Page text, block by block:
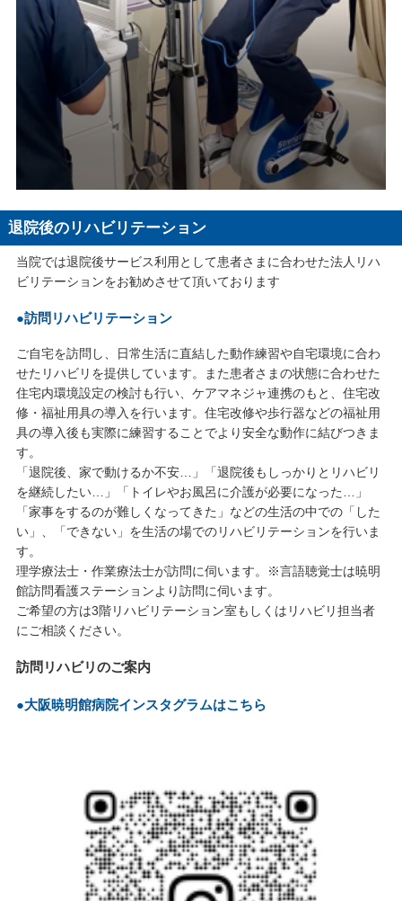
退院後のリハビリテーション
当院では退院後サービス利用として患者さまに合わせた法人リハ
ビリテーションをお勧めさせて頂いております
●訪問リハビリテーション
ご自宅を訪問し、日常生活に直結した動作練習や自宅環境に合わ
せたリハビリを提供しています。また患者さまの状態に合わせた
住宅内環境設定の検討も行い、ケアマネジャ連携のもと、住宅改
修・福祉用具の導入を行います。住宅改修や歩行器などの福祉用
具の導入後も実際に練習することでより安全な動作に結びつきま
す。
「退院後、家で動けるか不安…」「退院後もしっかりとリハビリ
を継続したい…」「トイレやお風呂に介護が必要になった…」
「家事をするのが難しくなってきた」などの生活の中での「した
い」、「できない」を生活の場でのリハビリテーションを行いま
す。
理学療法士・作業療法士が訪問に伺います。※言語聴覚士は暁明
館訪問看護ステーションより訪問に伺います。
ご希望の方は3階リハビリテーション室もしくはリハビリ担当者
にご相談ください。
訪問リハビリのご案内
●大阪暁明館病院インスタグラムはこちら